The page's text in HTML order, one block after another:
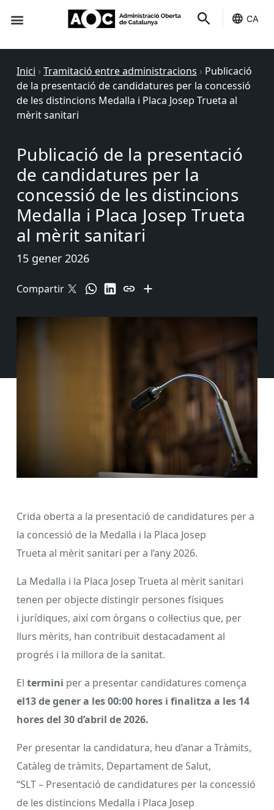
CA
Inici › Tramitació entre administracions › Publicació
de la presentació de candidatures per la concessió
de les distincions Medalla i Placa Josep Trueta al
mèrit sanitari
Publicació de la presentació
de candidatures per la
concessió de les distincions
Medalla i Placa Josep Trueta
al mèrit sanitari
15 gener 2026
Compartir
Crida oberta a la presentació de candidatures per a
la concessió de la Medalla i la Placa Josep
Trueta al mèrit sanitari per a l’any 2026.
La Medalla i la Placa Josep Trueta al mèrit sanitari
tenen per objecte distingir persones físiques
i jurídiques, així com òrgans o col·lectius que, per
llurs mèrits, han contribuït destacadament al
progrés i la millora de la sanitat.
El termini per a presentar candidatures comença
el13 de gener a les 00:00 hores i finalitza a les 14
hores del 30 d’abril de 2026.
Per presentar la candidatura, heu d’anar a Tràmits,
Catàleg de tràmits, Departament de Salut,
“SLT – Presentació de candidatures per la concessió
de les distincions Medalla i Placa Josep